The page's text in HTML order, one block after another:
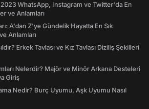
WhatsApp, Instagram ve Twitter'da En
ve Anlamları
A'dan Z'ye Gündelik Hayatta En Sık
Anlamları
Erkek Tavlası ve Kız Tavlası Diziliş Şekilleri
Nelerdir? Majör ve Minör Arkana Desteleri
Giriş
Nedir? Burç Uyumu, Aşk Uyumu Nasıl